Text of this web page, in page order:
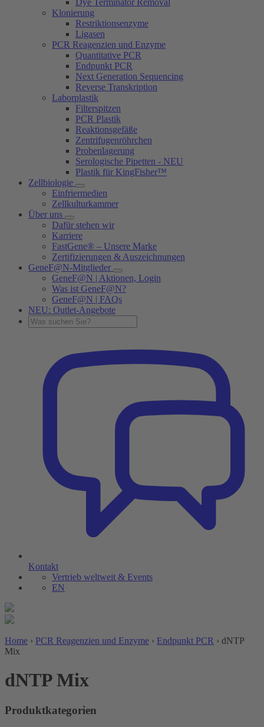
Dye Terminator Removal
Klonierung
Restriktionsenzyme
Ligasen
PCR Reagenzien und Enzyme
Quantitative PCR
Endpunkt PCR
Next Generation Sequencing
Reverse Transkription
Laborplastik
Filterspitzen
PCR Plastik
Reaktionsgefäße
Zentrifugenröhrchen
Probenlagerung
Serologische Pipetten - NEU
Plastik für KingFisher™
Zellbiologie
Einfriermedien
Zellkulturkammer
Über uns
Dafür stehen wir
Karriere
FastGene® – Unsere Marke
Zertifizierungen & Auszeichnungen
GeneF@N-Mitglieder
GeneF@N | Aktionen, Login
Was ist GeneF@N?
GeneF@N | FAQs
NEU: Outlet-Angebote
Kontakt
Vertrieb weltweit & Events
EN
Home › PCR Reagenzien und Enzyme › Endpunkt PCR › dNTP
Mix
dNTP Mix
Produktkategorien